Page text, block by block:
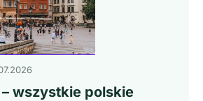
– wszystkie polskie